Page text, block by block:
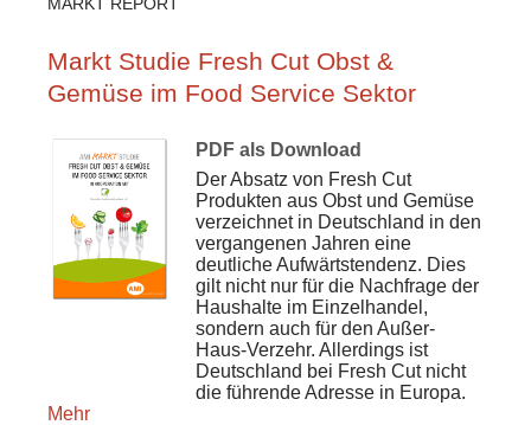
Markt Studie Fresh Cut Obst &
Gemüse im Food Service Sektor
PDF als Download
Der Absatz von Fresh Cut
Produkten aus Obst und Gemüse
verzeichnet in Deutschland in den
vergangenen Jahren eine
deutliche Aufwärtstendenz. Dies
gilt nicht nur für die Nachfrage der
Haushalte im Einzelhandel,
sondern auch für den Außer-
Haus-Verzehr. Allerdings ist
Deutschland bei Fresh Cut nicht
die führende Adresse in Europa.
Mehr